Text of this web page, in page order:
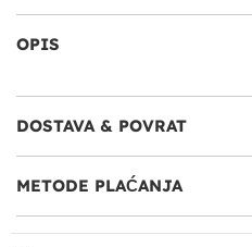
OPIS
DOSTAVA & POVRAT
METODE PLAĆANJA